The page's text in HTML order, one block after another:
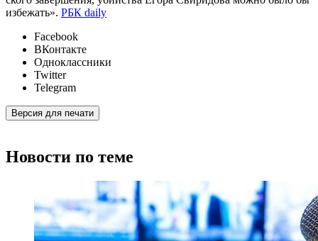
избежать». РБК daily
Facebook
ВКонтакте
Одноклассники
Twitter
Telegram
Версия для печати
Новости по теме